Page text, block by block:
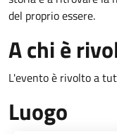
del proprio essere.
A chi è
L'evento è rivolto a
Luogo